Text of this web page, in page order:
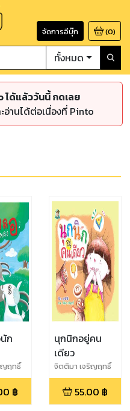
จัดการอีบุ๊ก (0)
ทั้งหมด
ได้แล้ววันนี้ กดเลย
านได้ต่อเนื่องที่ Pinto
ก
ญฤทธิ์
฿
นุกนิกอยู่คน
เดียว
จิตติมา เจริญฤทธิ์
55.00 ฿